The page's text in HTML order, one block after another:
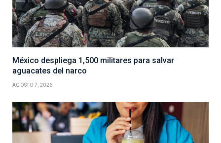
México despliega 1,500 militares para salvar
aguacates del narco
AGOSTO 7, 2026